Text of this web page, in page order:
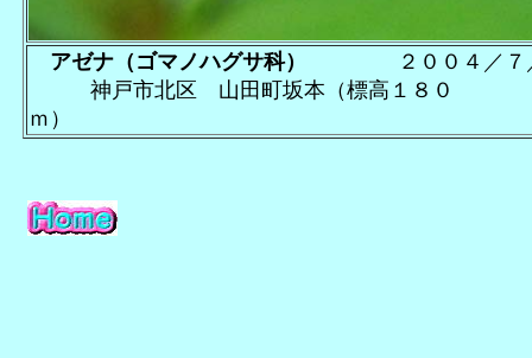
アゼナ（ゴマノハグサ科）
２００
神戸市北区 山田町坂本（標高１８０
ｍ）